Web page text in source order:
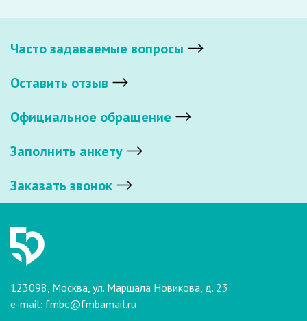
Часто задаваемые вопросы
Оставить отзыв
Официальное обращение
Заполнить анкету
Заказать звонок
123098, Москва, ул. Маршала Новикова, д. 23
e-mail: fmbc@fmbamail.ru